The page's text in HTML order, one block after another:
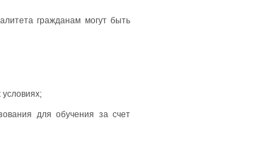
гражданам могут быть
для обучения за счет